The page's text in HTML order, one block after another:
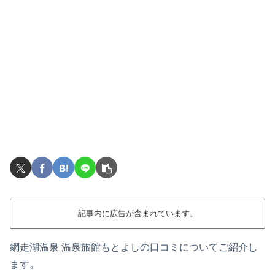
記事内に広告が含まれています。
網走湖温泉 温泉旅館もとよしの口コミについてご紹介し
ます。